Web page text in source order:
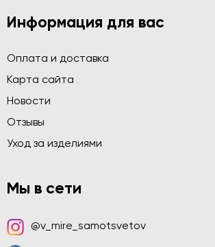
Информация для вас
Оплата и доставка
Карта сайта
Новости
Отзывы
Уход за изделиями
Мы в сети
@v_mire_samotsvetov